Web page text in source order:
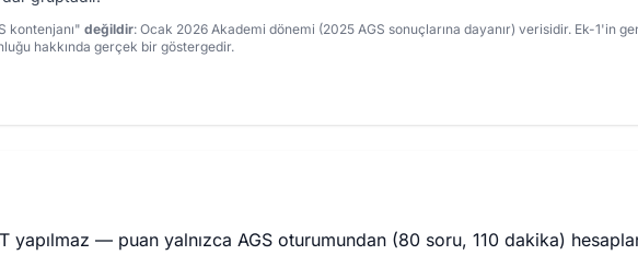
kontenjanı" değildir: Ocak 2026 Akademi dönemi (2025 AGS sonuçlarına dayanır) verisidir. Ek-1'in
hakkında gerçek bir göstergedir.
yapılmaz — puan yalnızca AGS oturumundan (80 soru, 110 dakika)